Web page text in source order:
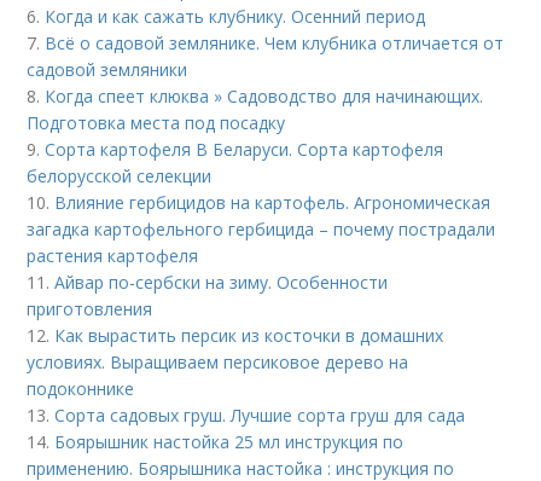
6. Когда и как сажать клубнику. Осенний период
7. Всё о садовой землянике. Чем клубника отличается от
садовой земляники
8. Когда спеет клюква » Садоводство для начинающих.
Подготовка места под посадку
9.Сорта картофеля В Беларуси. Сорта картофеля
белорусской селекции
10. Влияние гербицидов на картофель. Агрономическая
загадка картофельного гербицида – почему пострадали
растения картофеля
11.Айвар по-сербски на зиму. Особенности
приготовления
12. Как вырастить персик из косточки в домашних
условиях. Выращиваем персиковое дерево на
подоконнике
13.Сорта садовых груш. Лучшие сорта груш для сада
14. Боярышник настойка 25 мл инструкция по
применению. Боярышника настойка : инструкция по